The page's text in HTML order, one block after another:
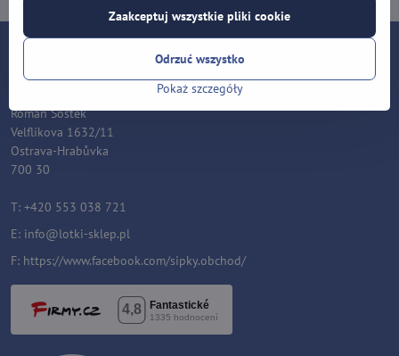
Roman Šostek
Velflíkova 1632/11
Ostrava-Hrabůvka
700 30
T: +420 553 038 721
E: info@lotki-sklep.pl
F: https://www.facebook.com/sipky.obchod/
Pokaż szczegóły
Zaakceptuj wszystkie pliki cookie
Odrzuć wszystko